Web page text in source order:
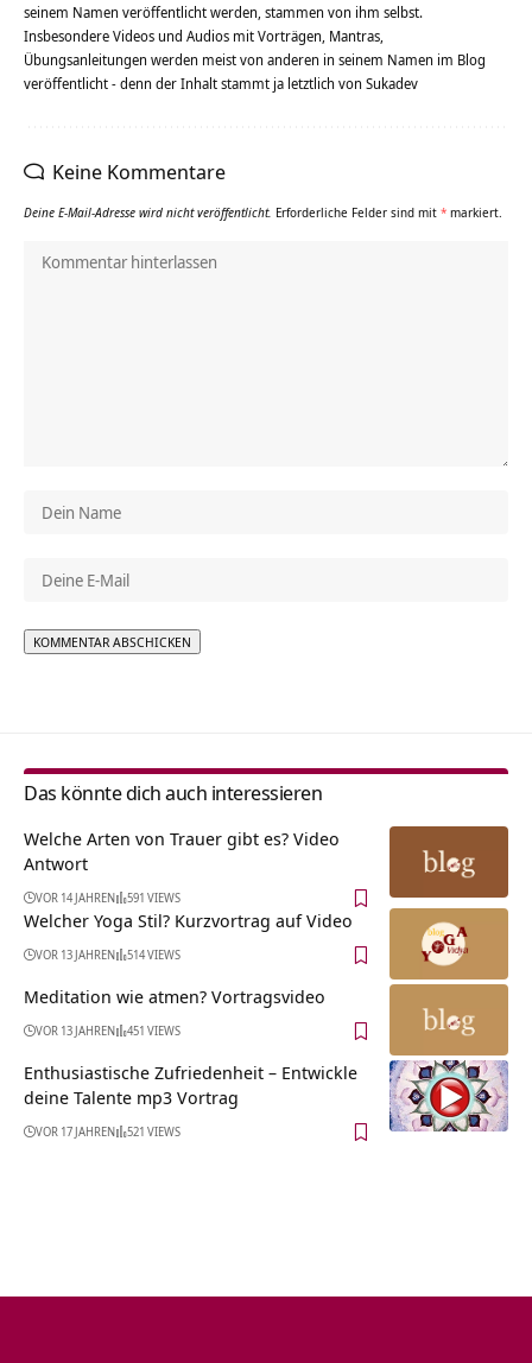
seinem Namen veröffentlicht werden, stammen von ihm selbst.
Insbesondere Videos und Audios mit Vorträgen, Mantras,
Übungsanleitungen werden meist von anderen in seinem Namen im Blog
veröffentlicht - denn der Inhalt stammt ja letztlich von Sukadev
Keine Kommentare
Deine E-Mail-Adresse wird nicht veröffentlicht. Erforderliche Felder sind mit * markiert.
Das könnte dich auch interessieren
Welche Arten von Trauer gibt es? Video
Antwort
VOR 14 JAHREN 591 VIEWS
Welcher Yoga Stil? Kurzvortrag auf Video
VOR 13 JAHREN 514 VIEWS
Meditation wie atmen? Vortragsvideo
VOR 13 JAHREN 451 VIEWS
Enthusiastische Zufriedenheit – Entwickle
deine Talente mp3 Vortrag
VOR 17 JAHREN 521 VIEWS